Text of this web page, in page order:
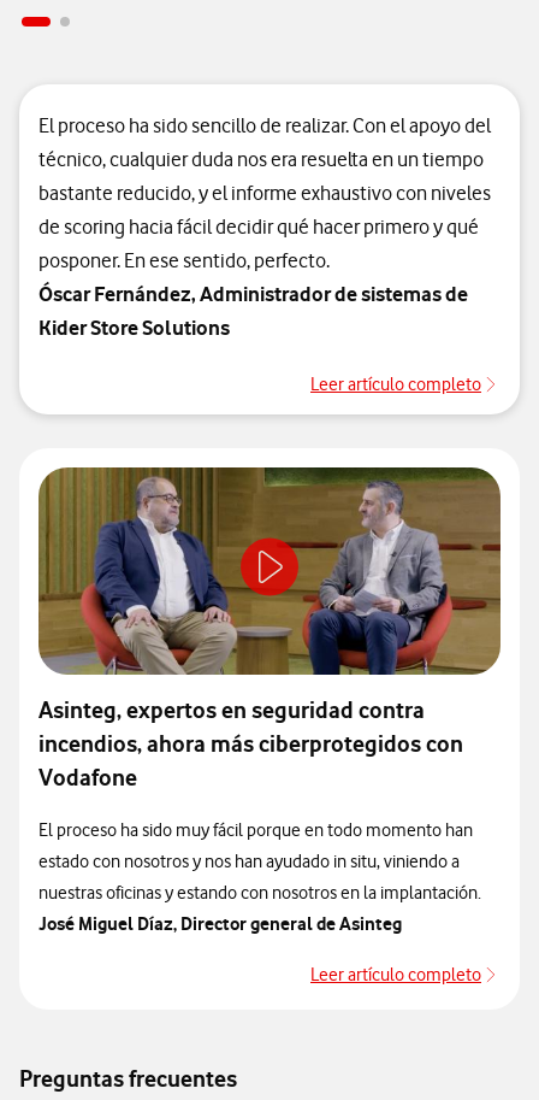
El proceso ha sido sencillo de realizar. Con el apoyo del
técnico, cualquier duda nos era resuelta en un tiempo
bastante reducido, y el informe exhaustivo con niveles
de scoring hacia fácil decidir qué hacer primero y qué
posponer. En ese sentido, perfecto.
Óscar Fernández, Administrador de sistemas de
Kider Store Solutions
Leer artículo completo
Asinteg, expertos en seguridad contra
incendios, ahora más ciberprotegidos con
Vodafone
El proceso ha sido muy fácil porque en todo momento han
estado con nosotros y nos han ayudado in situ, viniendo a
nuestras oficinas y estando con nosotros en la implantación.
José Miguel Díaz, Director general de Asinteg
Leer artículo completo
Preguntas frecuentes